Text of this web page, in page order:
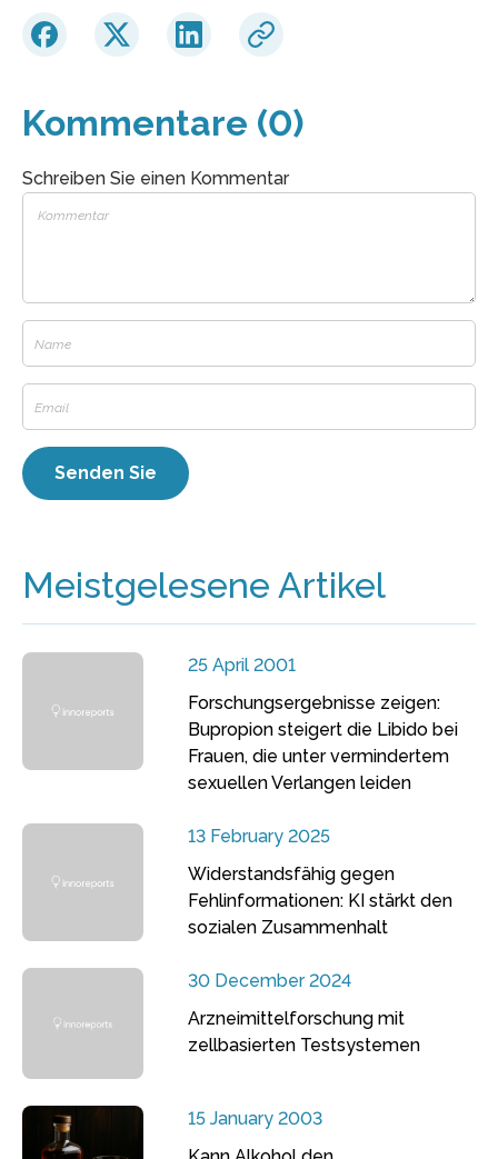
Kommentare (0)
Schreiben Sie einen Kommentar
Meistgelesene Artikel
25 April 2001
Forschungsergebnisse zeigen:
Bupropion steigert die Libido bei
Frauen, die unter vermindertem
sexuellen Verlangen leiden
13 February 2025
Widerstandsfähig gegen
Fehlinformationen: KI stärkt den
sozialen Zusammenhalt
30 December 2024
Arzneimittelforschung mit
zellbasierten Testsystemen
15 January 2003